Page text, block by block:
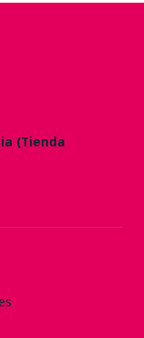
(Tienda